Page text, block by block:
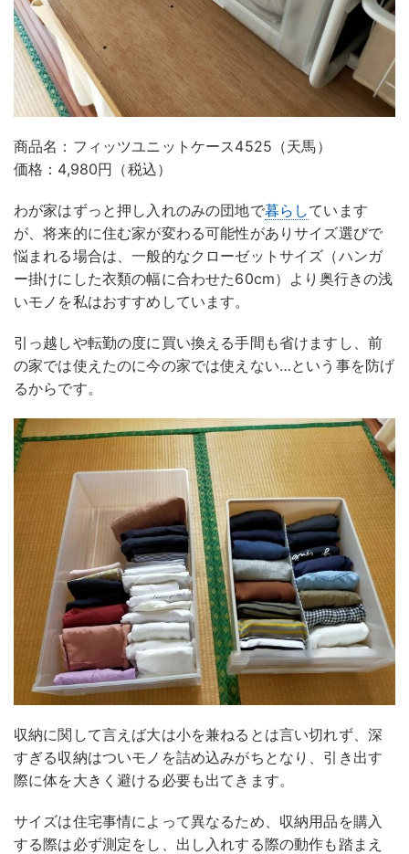
商品名：フィッツユニットケース4525（天馬）
価格：4,980円（税込）
わが家はずっと押し入れのみの団地で暮らしています
が、将来的に住む家が変わる可能性がありサイズ選びで
悩まれる場合は、一般的なクローゼットサイズ（ハンガ
ー掛けにした衣類の幅に合わせた60cm）より奥行きの浅
いモノを私はおすすめしています。
引っ越しや転勤の度に買い換える手間も省けますし、前
の家では使えたのに今の家では使えない…という事を防げ
るからです。
収納に関して言えば大は小を兼ねるとは言い切れず、深
すぎる収納はついモノを詰め込みがちとなり、引き出す
際に体を大きく避ける必要も出てきます。
サイズは住宅事情によって異なるため、収納用品を購入
する際は必ず測定をし、出し入れする際の動作も踏まえ